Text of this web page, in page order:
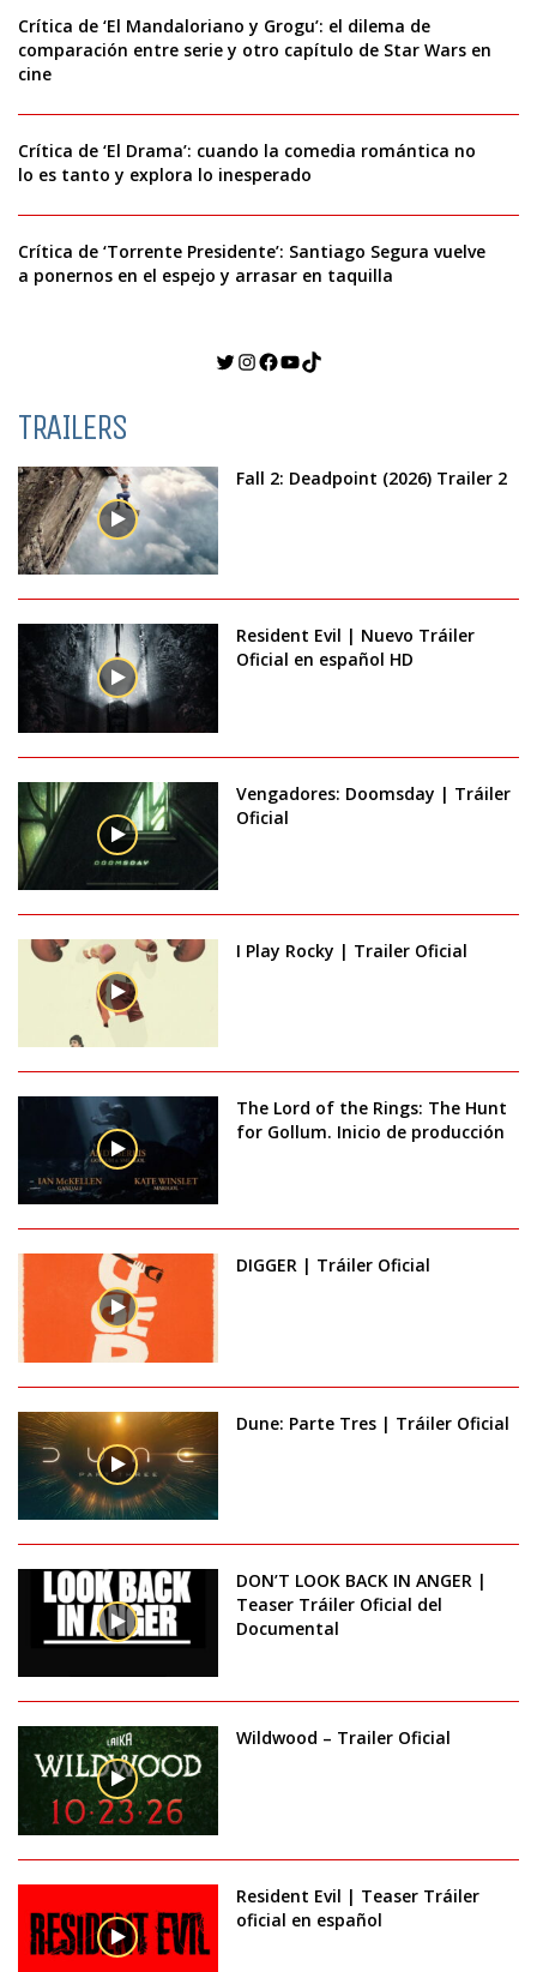
Crítica de ‘El Mandaloriano y Grogu’: el dilema de
comparación entre serie y otro capítulo de Star Wars en
cine
Crítica de ‘El Drama’: cuando la comedia romántica no
lo es tanto y explora lo inesperado
Crítica de ‘Torrente Presidente’: Santiago Segura vuelve
a ponernos en el espejo y arrasar en taquilla
Twitter
Instagram
Facebook
YouTube
TikTok
TRAILERS
Fall 2: Deadpoint (2026) Trailer 2
Resident Evil | Nuevo Tráiler
Oficial en español HD
Vengadores: Doomsday | Tráiler
Oficial
I Play Rocky | Trailer Oficial
The Lord of the Rings: The Hunt
for Gollum. Inicio de producción
DIGGER | Tráiler Oficial
Dune: Parte Tres | Tráiler Oficial
DON’T LOOK BACK IN ANGER |
Teaser Tráiler Oficial del
Documental
Wildwood – Trailer Oficial
Resident Evil | Teaser Tráiler
oficial en español